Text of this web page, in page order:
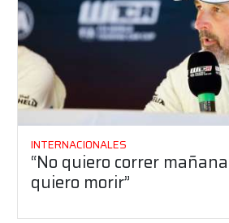
INTERNACIONALES
“No quiero correr
quiero morir”